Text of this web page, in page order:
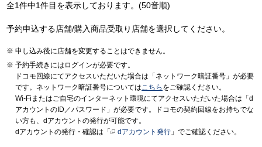
全1件中1件目を表示しております。(50音順)
予約申込する店舗/購入商品受取り店舗を選択してください。
申し込み後に店舗を変更することはできません。
予約手続きにはログインが必要です。
ドコモ回線にてアクセスいただいた場合は「ネットワーク暗証番号」が必要
です。ネットワーク暗証番号についてはこちら をご確認ください。
Wi-Fiまたはご自宅のインターネット環境にてアクセスいただいた場合は「d
アカウントのID／パスワード」が必要です。ドコモの契約回線をお持ちでな
い方も、dアカウントの発行が可能です。
dアカウントの発行・確認は「
dアカウント発行 」でご確認ください。